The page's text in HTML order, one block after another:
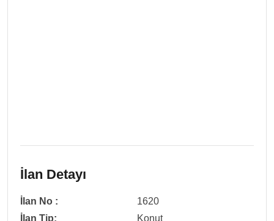
İlan Detayı
İlan No :
1620
İlan Tip:
Konut